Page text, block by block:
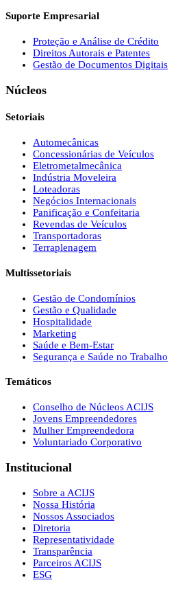
Suporte Empresarial
Proteção e Análise de Crédito
Direitos Autorais e Patentes
Gestão de Documentos Digitais
Núcleos
Setoriais
Automecânicas
Concessionárias de Veículos
Eletrometalmecânica
Indústria Moveleira
Loteadoras
Negócios Internacionais
Panificação e Confeitaria
Revendas de Veículos
Transportadoras
Terraplenagem
Multissetoriais
Gestão de Condomínios
Gestão e Qualidade
Hospitalidade
Marketing
Saúde e Bem-Estar
Segurança e Saúde no Trabalho
Temáticos
Conselho de Núcleos ACIJS
Jovens Empreendedores
Mulher Empreendedora
Voluntariado Corporativo
Institucional
Sobre a ACIJS
Nossa História
Nossos Associados
Diretoria
Representatividade
Transparência
Parceiros ACIJS
ESG